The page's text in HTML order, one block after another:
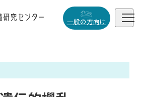

一般の方向け 